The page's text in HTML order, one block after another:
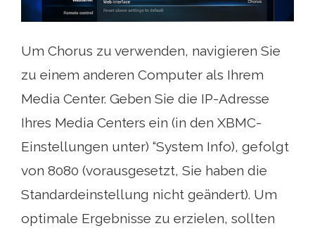
Um Chorus zu verwenden, navigieren Sie
zu einem anderen Computer als Ihrem
Media Center. Geben Sie die IP-Adresse
Ihres Media Centers ein (in den XBMC-
Einstellungen unter) “System Info), gefolgt
von 8080 (vorausgesetzt, Sie haben die
Standardeinstellung nicht geändert). Um
optimale Ergebnisse zu erzielen, sollten